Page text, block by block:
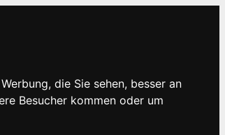
die Sie sehen, besser an
Besucher kommen oder um